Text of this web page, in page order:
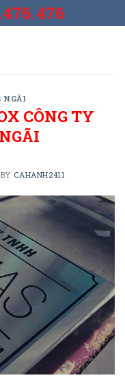
NGÃI
CÔNG TY
BY CAHANH2411